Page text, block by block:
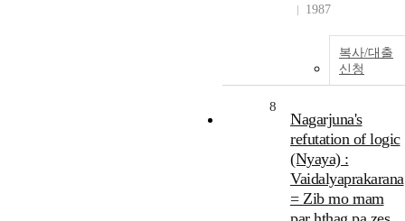
1987
복사/대출
신청
8
Nagarjuna's
refutation of logic
(Nyaya) :
Vaidalyaprakarana
= Zib mo rnam